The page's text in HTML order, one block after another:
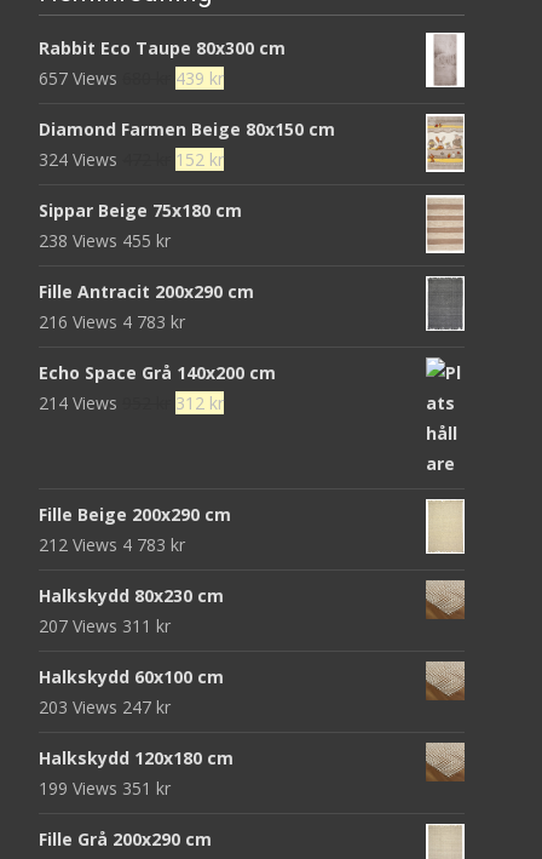
Rabbit Eco Taupe 80x300 cm
657 Views
Det
priset
var:
439 krDet
priset
är:
Diamond Farmen Beige 80x150 cm
324 Views
Det
priset
152 krDet
priset
Sippar Beige 75x180 cm
238 Views 455 kr
Fille Antracit 200x290 cm
216 Views 4 783 kr
Echo Space Grå 140x200 cm
214 Views
Det
952 kr.
312 krDet
312 kr.
Fille Beige 200x290 cm
212 Views 4 783 kr
Halkskydd 80x230 cm
207 Views 311 kr
Halkskydd 60x100 cm
203 Views 247 kr
Halkskydd 120x180 cm
199 Views 351 kr
Fille Grå 200x290 cm